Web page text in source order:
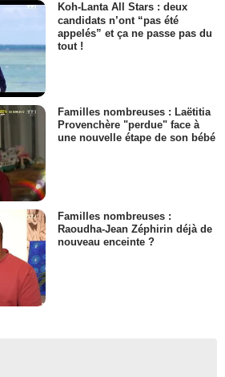
Koh-Lanta All Stars : deux
candidats n’ont “pas été
appelés” et ça ne passe pas du
tout !
Familles nombreuses : Laëtitia
Provenchère "perdue" face à
une nouvelle étape de son bébé
Familles nombreuses :
Raoudha-Jean Zéphirin déjà de
nouveau enceinte ?